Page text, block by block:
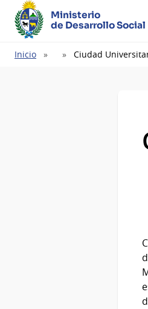
Ministerio
de Desarrollo Social
Ruta
Inicio Ciudad